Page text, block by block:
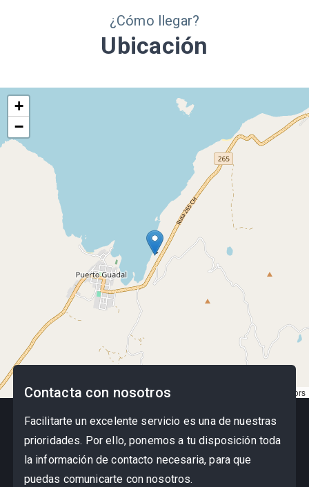
¿Cómo llegar?
Ubicación
+
−
Leaflet contributors
Contacta con nosotros
Facilitarte un excelente servicio es una de nuestras
prioridades. Por ello, ponemos a tu disposición toda
la información de contacto necesaria, para que
puedas comunicarte con nosotros.